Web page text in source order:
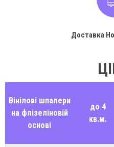
Доставка
Вінілові шпалери
на флізеліновій
основі
до 4
кв.м.